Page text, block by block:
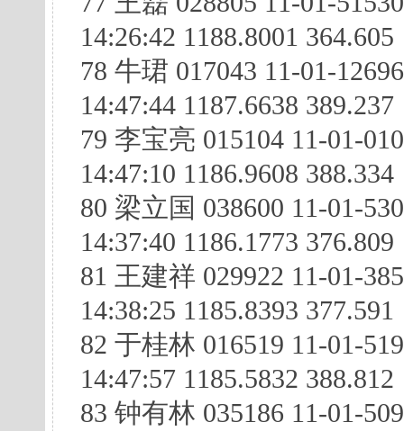
14:26:42 1188.8001 364.605
78 牛珺 017043 11-01-
14:47:44 1187.6638 389.237
79 李宝亮 015104 11-01-
14:47:10 1186.9608 388.334
80 梁立国 038600 11-01-
14:37:40 1186.1773 376.809
81 王建祥 029922 11-01-
14:38:25 1185.8393 377.591
82 于桂林 016519 11-01-
14:47:57 1185.5832 388.812
83 钟有林 035186 11-01-